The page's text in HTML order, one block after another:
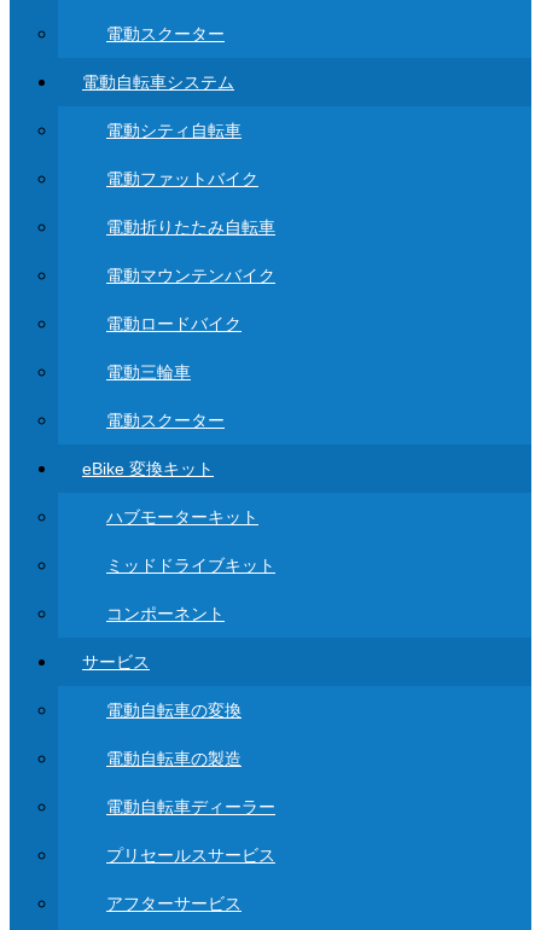
電動スクーター
電動自転車システム
電動シティ自転車
電動ファットバイク
電動折りたたみ自転車
電動マウンテンバイク
電動ロードバイク
電動三輪車
電動スクーター
eBike 変換キット
ハブモーターキット
ミッドドライブキット
コンポーネント
サービス
電動自転車の変換
電動自転車の製造
電動自転車ディーラー
プリセールスサービス
アフターサービス